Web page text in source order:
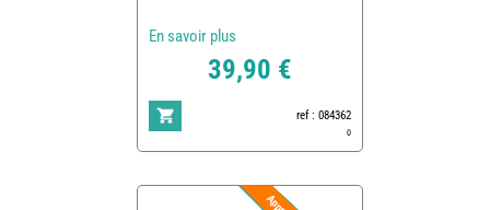
En savoir plus
39,90 €
ref : 084362
0